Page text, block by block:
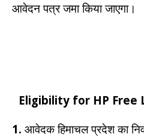
आवेदन पत्र जमा किया जाएगा।
Eligibility for HP Free
1. आवेदक हिमाचल प्रदेश का